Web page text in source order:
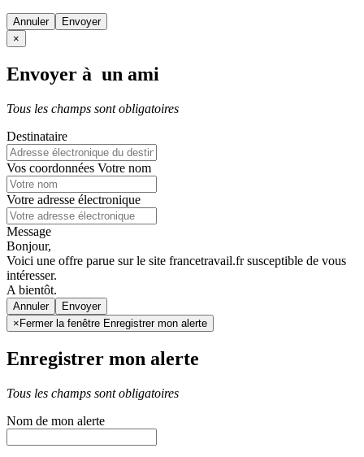
Annuler
×
Envoyer à un ami
Tous les champs sont obligatoires
Destinataire
Vos coordonnées Votre nom
Votre adresse électronique
Message
Bonjour,
Voici une offre parue sur le site francetravail.fr susceptible de vous
intéresser.
A bientôt.
Annuler
× Fermer la fenêtre Enregistrer mon alerte
Enregistrer mon alerte
Tous les champs sont obligatoires
Nom de mon alerte